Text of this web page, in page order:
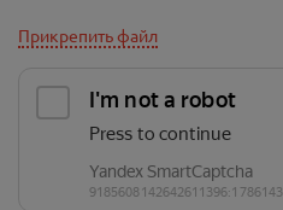
Прикрепить файл